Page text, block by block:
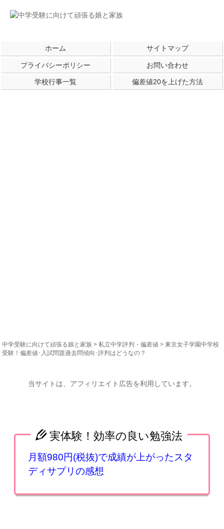
ホーム サイトマップ
プライバシーポリシー お問い合わせ
学校行事一覧 偏差値20を上げた方法
中学受験に向けて頑張る娘と家族 >私立中学評判・偏差値 > 東京女子学園中学校
受験！偏差値･入試問題過去問傾向･評判はどうなの？
当サイトは、アフィリエイト広告を利用しています。
実体験！効率の良い勉強法
月額980円(税抜)で成績が上がったスタ
ディサプリの感想